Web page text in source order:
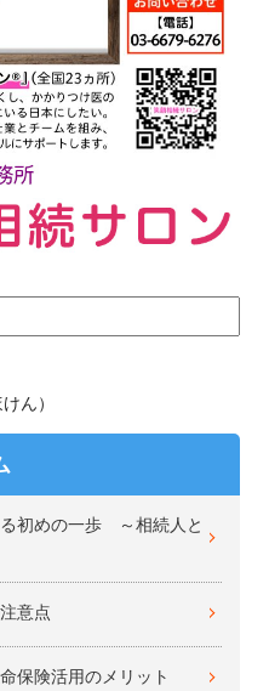
ん）
初めの一歩 ～相続人と
意点
保険活用のメリット